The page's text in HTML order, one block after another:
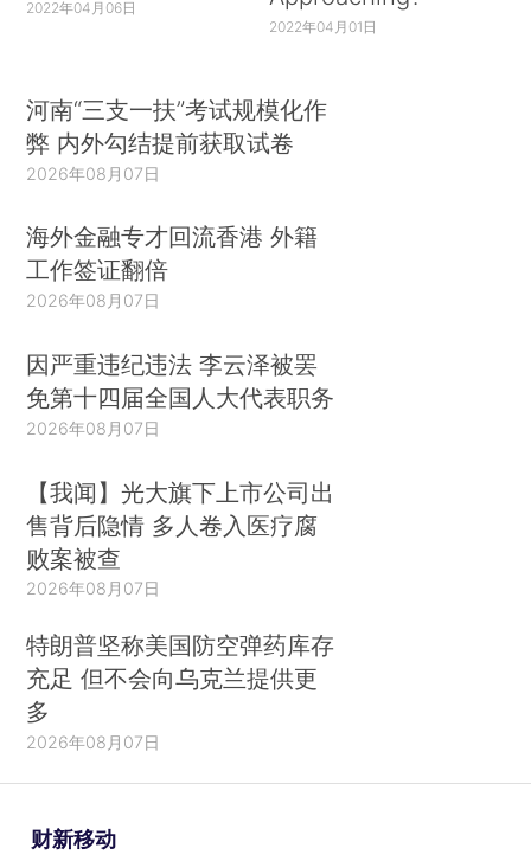
2022年04月06日
2022年04月01日
河南“三支一扶”考试规模化作
弊 内外勾结提前获取试卷
2026年08月07日
海外金融专才回流香港 外籍
工作签证翻倍
2026年08月07日
因严重违纪违法 李云泽被罢
免第十四届全国人大代表职务
2026年08月07日
【我闻】光大旗下上市公司出
售背后隐情 多人卷入医疗腐
败案被查
2026年08月07日
特朗普坚称美国防空弹药库存
充足 但不会向乌克兰提供更
多
2026年08月07日
财新移动